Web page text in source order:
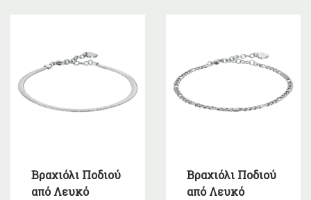
Βραχιόλι Ποδιού
από Λευκό
Βραχιόλι Ποδιού
από Λευκό